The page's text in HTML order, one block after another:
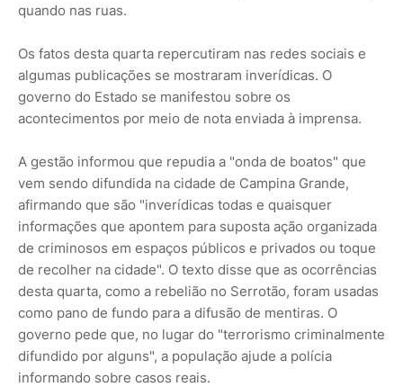
quando nas ruas.
Os fatos desta quarta repercutiram nas redes sociais e
algumas publicações se mostraram inverídicas. O
governo do Estado se manifestou sobre os
acontecimentos por meio de nota enviada à imprensa.
A gestão informou que repudia a "onda de boatos" que
vem sendo difundida na cidade de Campina Grande,
afirmando que são "inverídicas todas e quaisquer
informações que apontem para suposta ação organizada
de criminosos em espaços públicos e privados ou toque
de recolher na cidade". O texto disse que as ocorrências
desta quarta, como a rebelião no Serrotão, foram usadas
como pano de fundo para a difusão de mentiras. O
governo pede que, no lugar do "terrorismo criminalmente
difundido por alguns", a população ajude a polícia
informando sobre casos reais.